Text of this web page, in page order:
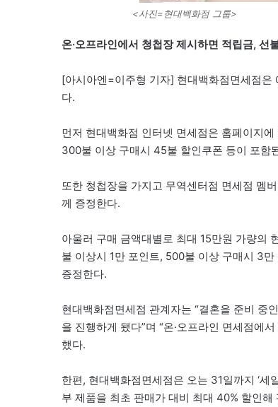
<사진=현대백화점 그룹>
온·오프라인에서 청첩장 제시하면 적립금,
[아시아엔=이주형 기자] 현대백화점면세점은
다.
먼저 현대백화점 인터넷 면세점은 홈페이지
300불 이상 구매시 45불 할인쿠폰 등이 포함
또한 청첩장을 가지고 무역센터점 면세점 멤
께 증정한다.
아울러 구매 금액대별로 최대 15만원 가량의
불 이상시 1만 포인트, 500불 이상 구매시 3
증정한다.
현대백화점면세점 관계자는 “결혼을 준비 중
을 진행하게 됐다”며 “온·오프라인 면세점에
했다.
한편, 현대백화점면세점은 오는 31일까지 ‘세
부 제품을 최초 판매가 대비 최대 40% 할인해